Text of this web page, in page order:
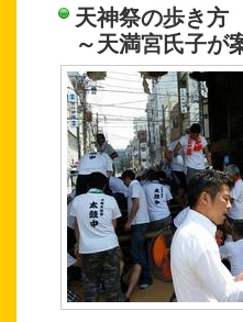
天神祭の歩き方
～天満宮氏子が